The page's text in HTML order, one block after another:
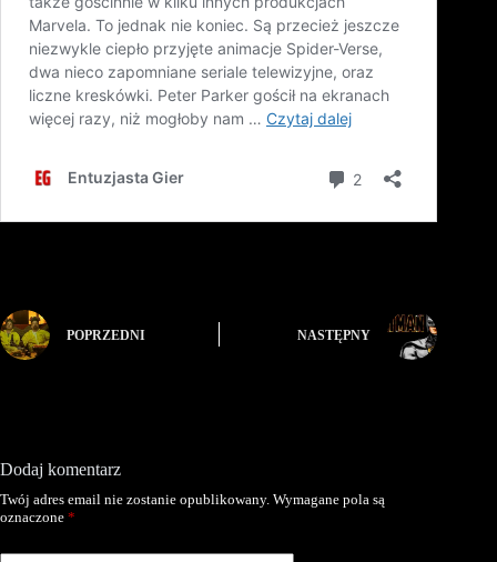
POPRZEDNI NASTĘPNY
Dodaj komentarz
Twój adres email nie zostanie opublikowany. Wymagane pola są
oznaczone *